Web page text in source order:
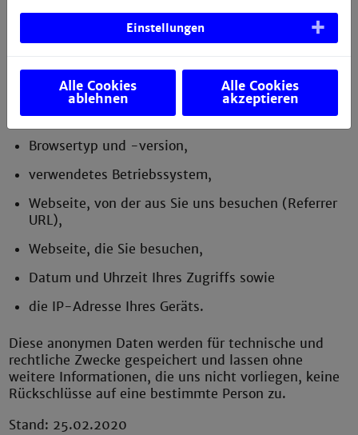
folgende Daten, die Ihr Internet-Browser an uns bzw.
an unseren Umfrageserver übermittelt, erfasst (in
Browsertyp und -version,
verwendetes Betriebssystem,
Webseite, von der aus Sie uns besuchen (Referrer
URL),
Webseite, die Sie besuchen,
Datum und Uhrzeit Ihres Zugriffs sowie
die IP-Adresse Ihres Geräts.
Diese anonymen Daten werden für technische und
rechtliche Zwecke gespeichert und lassen ohne
weitere Informationen, die uns nicht vorliegen, keine
Rückschlüsse auf eine bestimmte Person zu.
Stand: 25.02.2020
Einstellungen
Alle Cookies
ablehnen
Alle Cookies
akzeptieren